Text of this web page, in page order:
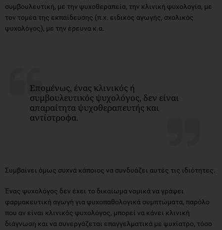
συμβουλευτική, με την ψυχοθεραπεία, την κλινική ψυχολογία, με
τον τομέα της εκπαίδευσης (π.χ. ειδικός αγωγής, σχολικός
ψυχολόγος), με την έρευνα κ.α.
Επομένως, ένας κλινικός ή
συμβουλευτικός ψυχολόγος, δεν είναι
απαραίτητα ψυχοθεραπευτής και
αντίστροφα.
Συμβαίνει όμως συχνά κάποιος να συνδυάζει αυτές τις ιδιότητες.
Ένας ψυχολόγος δεν έχει το δικαίωμα νομικά να γράψει
φαρμακευτική αγωγή για ψυχοπαθολογικά συμπτώματα, παρόλο
που αν είναι κλινικός ψυχολόγος, μπορεί να κάνει κλινική
διάγνωση και να συνεργάζεται επαγγελματικά με ψυχίατρο, τόσο